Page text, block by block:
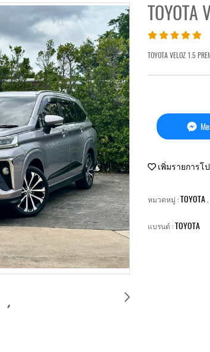
TOYOTA
TOYOTA VELOZ 1.5
เพิ่มรายการโ
หมวดหมู่ :TOYOTA
แบรนด์ :TOYOTA